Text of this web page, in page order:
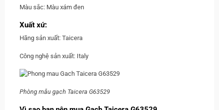
Màu sắc: Màu xám đen
Xuất xứ:
Hãng sản xuất: Taicera
Công nghệ sản xuất: Italy
Phòng mẫu gạch Taicera G63529